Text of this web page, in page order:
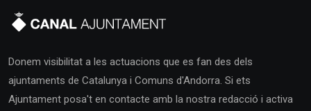
Donem visibilitat a les actuacions que es fan des dels
ajuntaments de Catalunya i Comuns d'Andorra. Si ets
Ajuntament posa't en contacte amb la nostra redacció i activa